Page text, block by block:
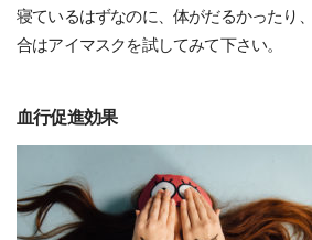
寝ているはずなのに、体がだるかったり
合はアイマスクを試してみて下さい。
血行促進効果